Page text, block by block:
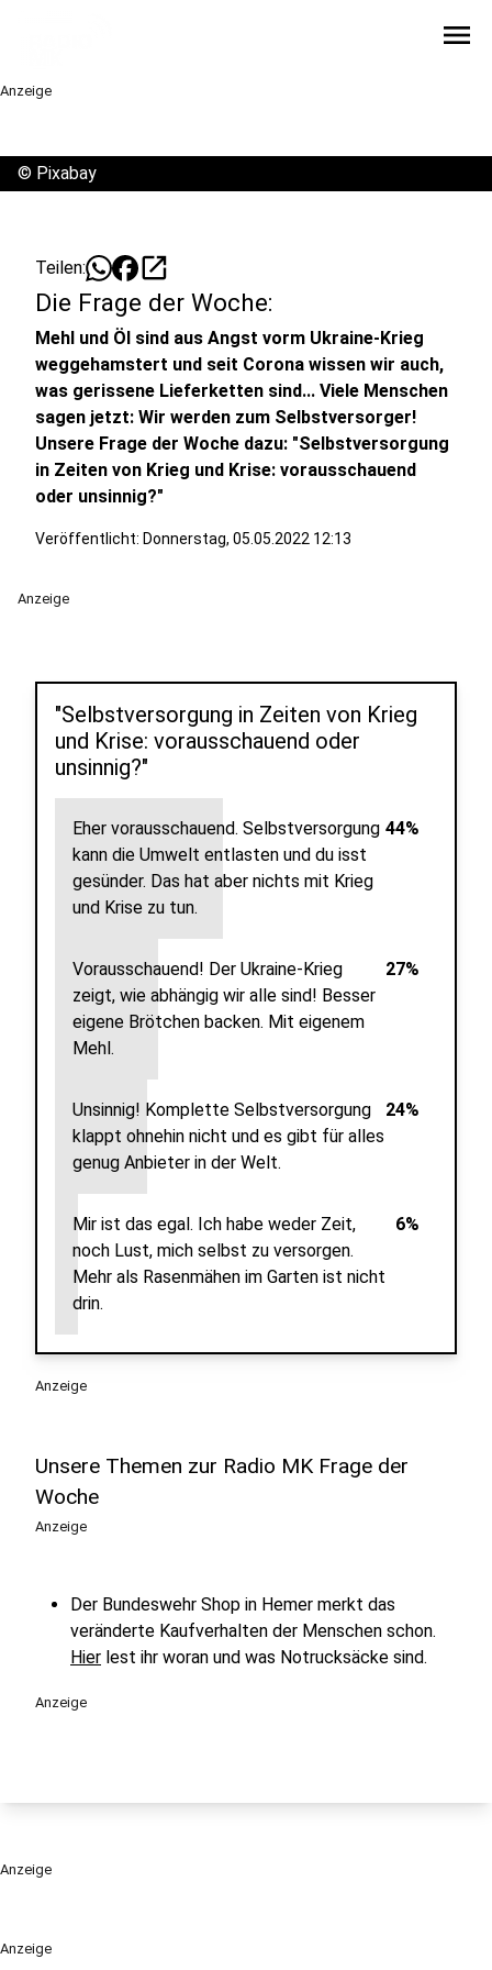
menu
Anzeige
Anzeige
© Pixabay
Teilen: open_in_new
Die Frage der Woche:
Mehl und Öl sind aus Angst vorm Ukraine-Krieg
weggehamstert und seit Corona wissen wir auch,
was gerissene Lieferketten sind... Viele Menschen
sagen jetzt: Wir werden zum Selbstversorger!
Unsere Frage der Woche dazu: "Selbstversorgung
in Zeiten von Krieg und Krise: vorausschauend
oder unsinnig?"
Veröffentlicht: Donnerstag, 05.05.2022 12:13
Anzeige
"Selbstversorgung in Zeiten von Krieg
und Krise: vorausschauend oder
unsinnig?"
Eher vorausschauend. Selbstversorgung
kann die Umwelt entlasten und du isst
gesünder. Das hat aber nichts mit Krieg
und Krise zu tun.
44%
Vorausschauend! Der Ukraine-Krieg
zeigt, wie abhängig wir alle sind! Besser
eigene Brötchen backen. Mit eigenem
Mehl.
27%
Unsinnig! Komplette Selbstversorgung
klappt ohnehin nicht und es gibt für alles
genug Anbieter in der Welt.
24%
Mir ist das egal. Ich habe weder Zeit,
noch Lust, mich selbst zu versorgen.
Mehr als Rasenmähen im Garten ist nicht
drin.
6%
Anzeige
Unsere Themen zur Radio MK Frage der
Woche
Anzeige
Der Bundeswehr Shop in Hemer merkt das
veränderte Kaufverhalten der Menschen schon.
Hier lest ihr woran und was Notrucksäcke sind.
Anzeige
Anzeige